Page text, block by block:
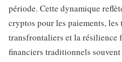
période. Cette dynamique
cryptos pour les paiements, les
transfrontaliers et la résilience
financiers traditionnels